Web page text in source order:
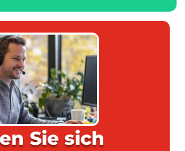
Sie sich